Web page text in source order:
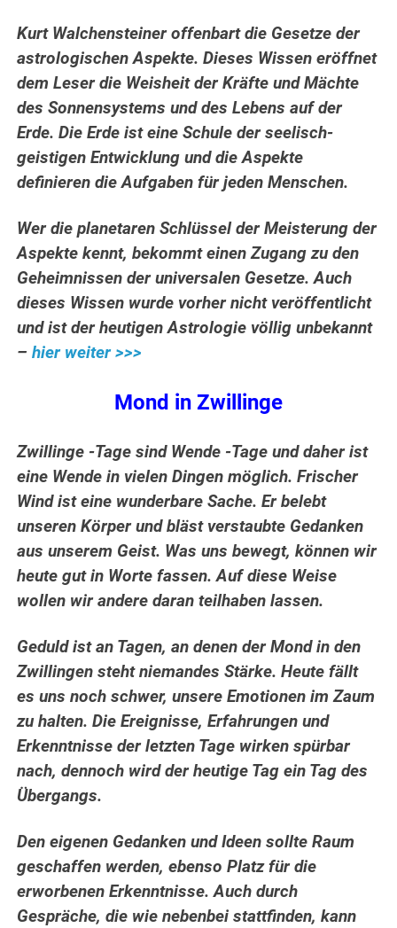
Kurt Walchensteiner offenbart die Gesetze der
astrologischen Aspekte. Dieses Wissen eröffnet
dem Leser die Weisheit der Kräfte und Mächte
des Sonnensystems und des Lebens auf der
Erde.Die Erde ist eine Schule der seelisch-
geistigen Entwicklung und die Aspekte
definieren die Aufgaben für jeden Menschen.
Wer die planetaren Schlüssel der Meisterung der
Aspekte kennt, bekommt einen Zugang zu den
Geheimnissen der universalen Gesetze. Auch
dieses Wissen wurde vorher nicht veröffentlicht
und ist der heutigen Astrologie völlig unbekannt
–hier weiter >>>
Mond in Zwillinge
Zwillinge -Tage sind Wende -Tage und daher ist
eine Wende in vielen Dingen möglich. Frischer
Wind ist eine wunderbare Sache. Er belebt
unseren Körper und bläst verstaubte Gedanken
aus unserem Geist. Was uns bewegt, können wir
heute gut in Worte fassen. Auf diese Weise
wollen wir andere daran teilhaben lassen.
Geduld ist an Tagen, an denen der Mond in den
Zwillingen steht niemandes Stärke. Heute fällt
es uns noch schwer, unsere Emotionen im Zaum
zu halten. Die Ereignisse, Erfahrungen und
Erkenntnisse der letzten Tage wirken spürbar
nach, dennoch wird der heutige Tag ein Tag des
Übergangs.
Den eigenen Gedanken und Ideen sollte Raum
geschaffen werden, ebenso Platz für die
erworbenen Erkenntnisse. Auch durch
Gespräche, die wie nebenbei stattfinden, kann